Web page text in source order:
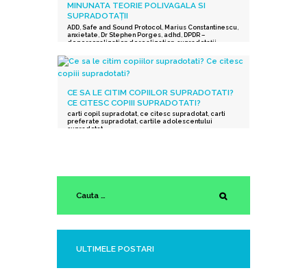
MINUNATA TEORIE POLIVAGALA SI
SUPRADOTAȚII
ADD, Safe and Sound Protocol Marius Constantinescu
anxietate Dr Stephen Porges, adhd DPDR –
depersonalization derealization, supradotații.
supraexcitabilitate supradotati
Protocolul Safe and
Sound,procesarea senzorială și auditorie
supradotati,Editura Herald
Vindecare in ritmul tau
CE SA LE CITIM COPIILOR SUPRADOTATI?
CE CITESC COPIII SUPRADOTATI?
carti copil supradotat, ce citesc supradotat, carti
preferate supradotat, cartile adolescentului
supradotat
ULTIMELE POSTARI